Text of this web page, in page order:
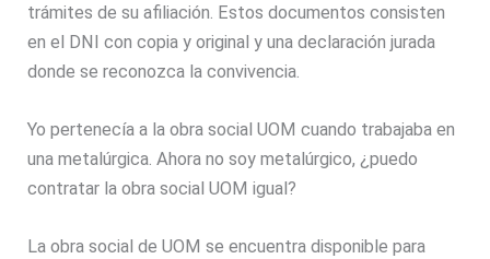
trámites de su afiliación. Estos documentos consisten
en el DNI con copia y original y una declaración jurada
donde se reconozca la convivencia.
Yo pertenecía a la obra social UOM cuando trabajaba en
una metalúrgica. Ahora no soy metalúrgico, ¿puedo
contratar la obra social UOM igual?
La obra social de UOM se encuentra disponible para